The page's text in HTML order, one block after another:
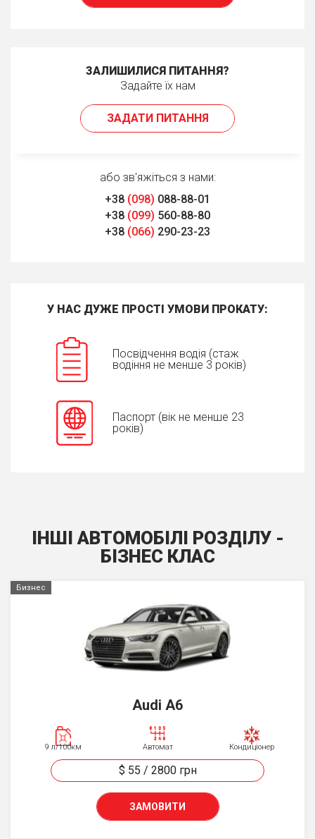
ЗАЛИШИЛИСЯ ПИТАННЯ?
Задайте їх нам
ЗАДАТИ ПИТАННЯ
або зв'яжіться з нами:
+38 (098) 088-88-01
+38 (099) 560-88-80
+38 (066) 290-23-23
У НАС ДУЖЕ ПРОСТІ УМОВИ ПРОКАТУ:
Посвідчення водія (стаж
водіння не менше 3 років)
Паспорт (вік не менше 23
років)
ІНШІ АВТОМОБІЛІ РОЗДІЛУ -
БIЗНЕС КЛАС
Бизнес
Audi A6
9 л/100км Автомат Кондиціонер
$ 55 / 2800 грн
ЗАМОВИТИ